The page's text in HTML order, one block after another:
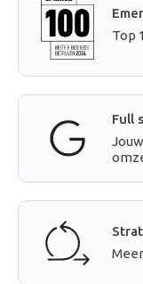
Top
Full